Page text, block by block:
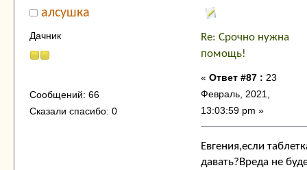
алсушка
Дачник
Сообщений: 66
Сказали спасибо: 0
Re: Срочно нужна
помощь!
« Ответ #87 : 23
Февраль, 2021,
13:03:59 pm »
Евгения,если
давать?Вреда не